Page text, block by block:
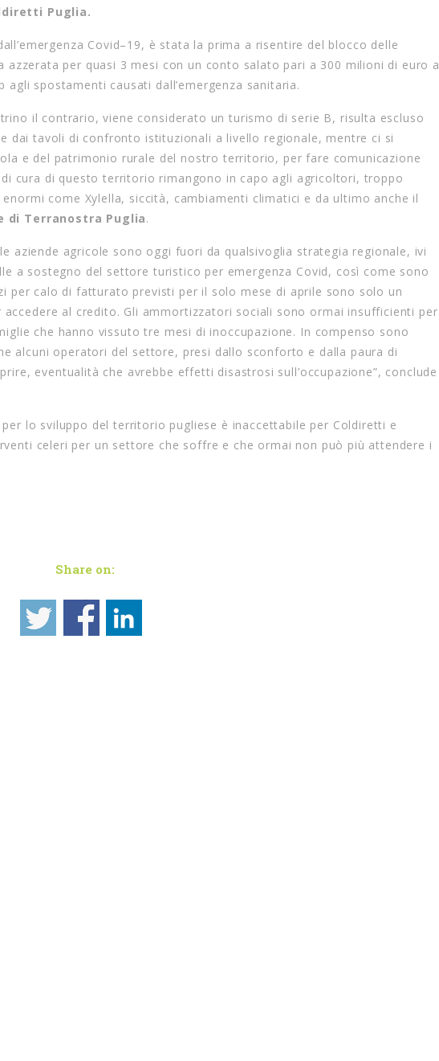
Puglia.
Covid–19, è stata la prima a risentire del blocco delle
per quasi 3 mesi con un conto salato pari a 300 milioni di euro a
spostamenti causati dall’emergenza sanitaria.
il contrario, viene considerato un turismo di serie B, risulta escluso
dai tavoli di confronto istituzionali a livello regionale, mentre ci si
e del patrimonio rurale del nostro territorio, per fare comunicazione
cura di questo territorio rimangono in capo agli agricoltori, troppo
come Xylella, siccità, cambiamenti climatici e da ultimo anche il
di Terranostra Puglia.
aziende agricole sono oggi fuori da qualsivoglia strategia regionale, ivi
a sostegno del settore turistico per emergenza Covid, così come sono
per calo di fatturato previsti per il solo mese di aprile sono solo un
al credito. Gli ammortizzatori sociali sono ormai insufficienti per
che hanno vissuto tre mesi di inoccupazione. In compenso sono
alcuni operatori del settore, presi dallo sconforto e dalla paura di
eventualità che avrebbe effetti disastrosi sull’occupazione”, conclude
lo sviluppo del territorio pugliese è inaccettabile per Coldiretti e
celeri per un settore che soffre e che ormai non può più attendere i
Share on: